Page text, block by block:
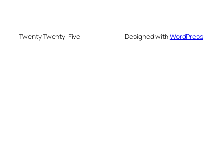
Twenty Twenty-Five Designed withWordPress